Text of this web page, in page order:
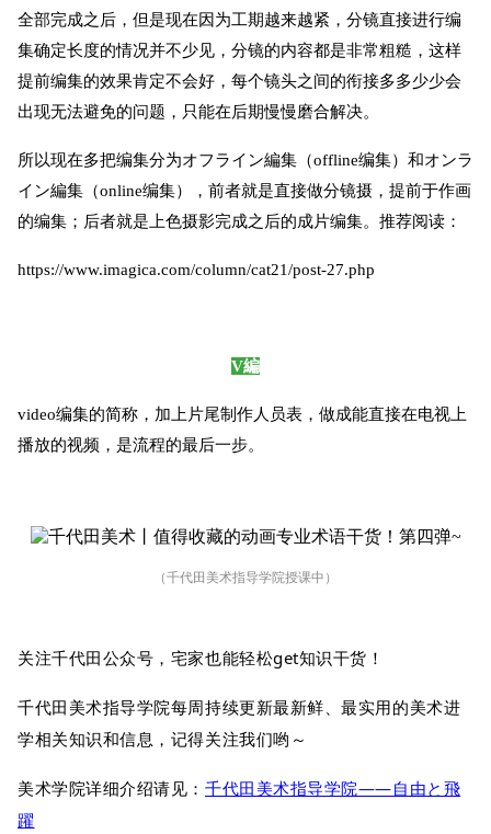
全部完成之后，但是现在因为工期越来越紧，分镜直接进行编
集确定长度的情况并不少见，分镜的内容都是非常粗糙，这样
提前编集的效果肯定不会好，每个镜头之间的衔接多多少少会
出现无法避免的问题，只能在后期慢慢磨合解决。
所以现在多把编集分为オフライン編集（offline编集）和オンラ
イン編集（online编集），前者就是直接做分镜摄，提前于作画
的编集；后者就是上色摄影完成之后的成片编集。推荐阅读：
https://www.imagica.com/column/cat21/post-27.php
V編
video编集的简称，加上片尾制作人员表，做成能直接在电视上
播放的视频，是流程的最后一步。
（千代田美术指导学院授课中 ）
关注千代田公众号，宅家也能轻松get知识干货！
千代田美术指导学院每周持续更新最新鲜、最实用的美术进
学相关知识和信息，记得关注我们哟～
美术学院详细介绍请见： 千代田美术指导学院——自由と飛
躍